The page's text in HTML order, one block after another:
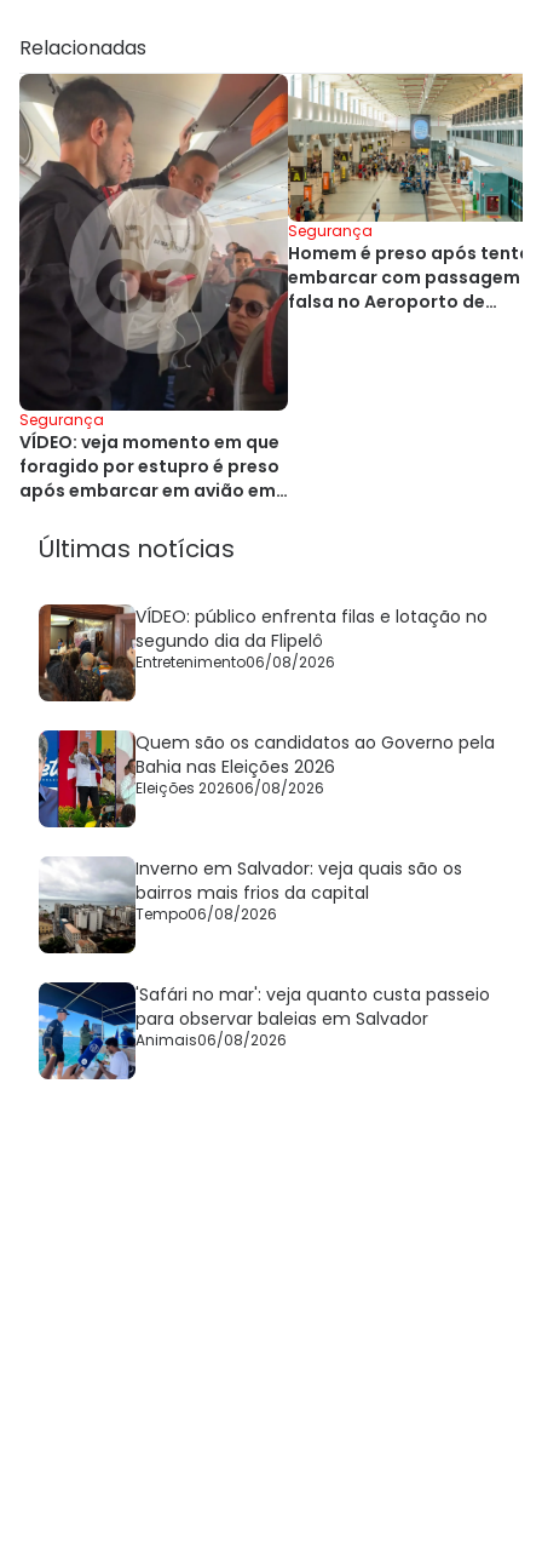
Relacionadas
Segurança
VÍDEO: veja momento em que
foragido por estupro é preso
após embarcar em avião em
Segurança
Homem é preso após tentar
embarcar com passagem
falsa no Aeroporto de
Últimas notícias
VÍDEO: público enfrenta filas e lotação no
segundo dia da Flipelô
Entretenimento06/08/2026
Quem são os candidatos ao Governo pela
Bahia nas Eleições 2026
Eleições 202606/08/2026
Inverno em Salvador: veja quais são os
bairros mais frios da capital
Tempo06/08/2026
'Safári no mar': veja quanto custa passeio
para observar baleias em Salvador
Animais06/08/2026